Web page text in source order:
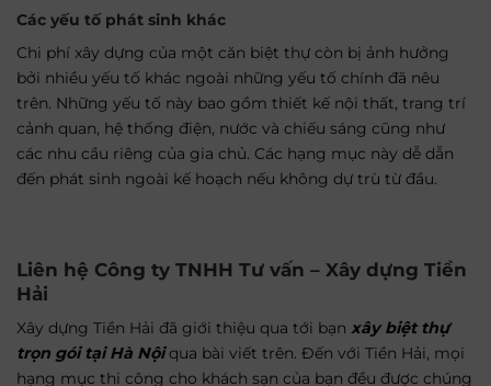
Các yếu tố phát sinh khác
Chi phí xây dựng của một căn biệt thự còn bị ảnh hưởng
bởi nhiều yếu tố khác ngoài những yếu tố chính đã nêu
trên. Những yếu tố này bao gồm thiết kế nội thất, trang trí
cảnh quan, hệ thống điện, nước và chiếu sáng cũng như
các nhu cầu riêng của gia chủ. Các hạng mục này dễ dẫn
đến phát sinh ngoài kế hoạch nếu không dự trù từ đầu.
Liên hệ Công ty TNHH Tư vấn – Xây dựng Tiền
Hải
Xây dựng Tiền Hải đã giới thiệu qua tới bạn xây biệt thự
trọn gói tại Hà Nộiqua bài viết trên. Đến với Tiền Hải, mọi
hạng mục thi công cho khách sạn của bạn đều được chúng